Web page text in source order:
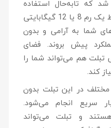
که تابه‌حال استفاده
کرده‌اید. این پردازنده توسط یک رم 8 یا 12 گیگابایتی
شما به ‌آرامی و بدون
پیش بروند. فضای
گیگابایتی تبلت هم می‌تواند شما را
کند.
مختلف در این تبلت بدون
سریع انجام می‌شود.
و تبلت می‌تواند